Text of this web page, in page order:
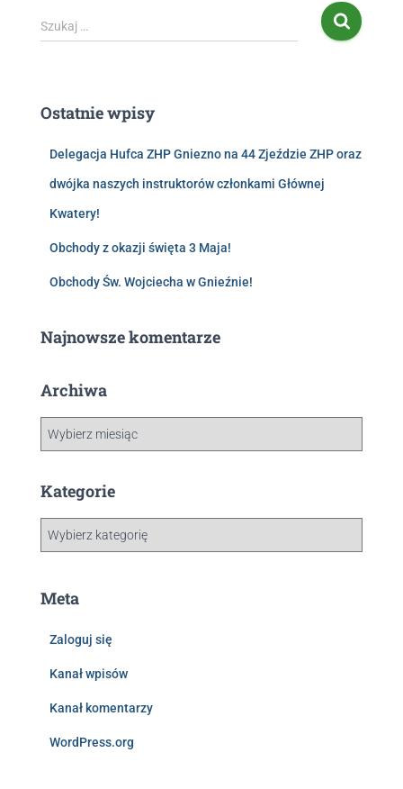
Szukaj …
Ostatnie wpisy
Delegacja Hufca ZHP Gniezno na 44 Zjeździe ZHP oraz
dwójka naszych instruktorów członkami Głównej
Kwatery!
Obchody z okazji święta 3 Maja!
Obchody Św. Wojciecha w Gnieźnie!
Najnowsze komentarze
Archiwa
Kategorie
Meta
Zaloguj się
Kanał wpisów
Kanał komentarzy
WordPress.org